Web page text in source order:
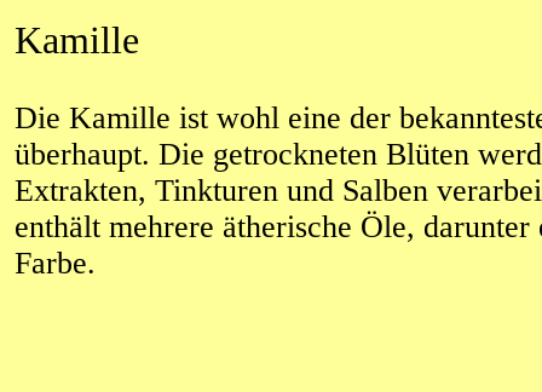
Kamille
Die Kamille ist wohl eine der
überhaupt. Die getrockneten Blüten
Extrakten, Tinkturen und Salben
enthält mehrere ätherische Öle, darunter
Farbe.